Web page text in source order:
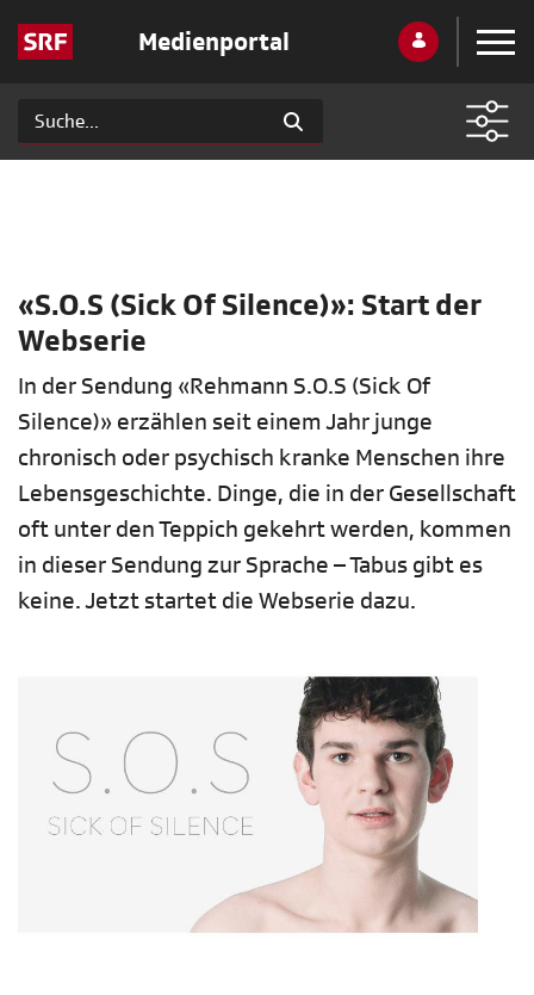
Medienportal
«S.O.S (Sick Of Silence)»: Start der
Webserie
In der Sendung «Rehmann S.O.S (Sick Of
Silence)» erzählen seit einem Jahr junge
chronisch oder psychisch kranke Menschen ihre
Lebensgeschichte. Dinge, die in der Gesellschaft
oft unter den Teppich gekehrt werden, kommen
in dieser Sendung zur Sprache – Tabus gibt es
keine. Jetzt startet die Webserie dazu.